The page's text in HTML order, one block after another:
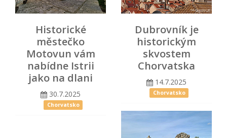
Historické
městečko
Motovun vám
nabídne Istrii
jako na dlani
30.7.2025
Chorvatsko
Dubrovník je
historickým
skvostem
Chorvatska
14.7.2025
Chorvatsko